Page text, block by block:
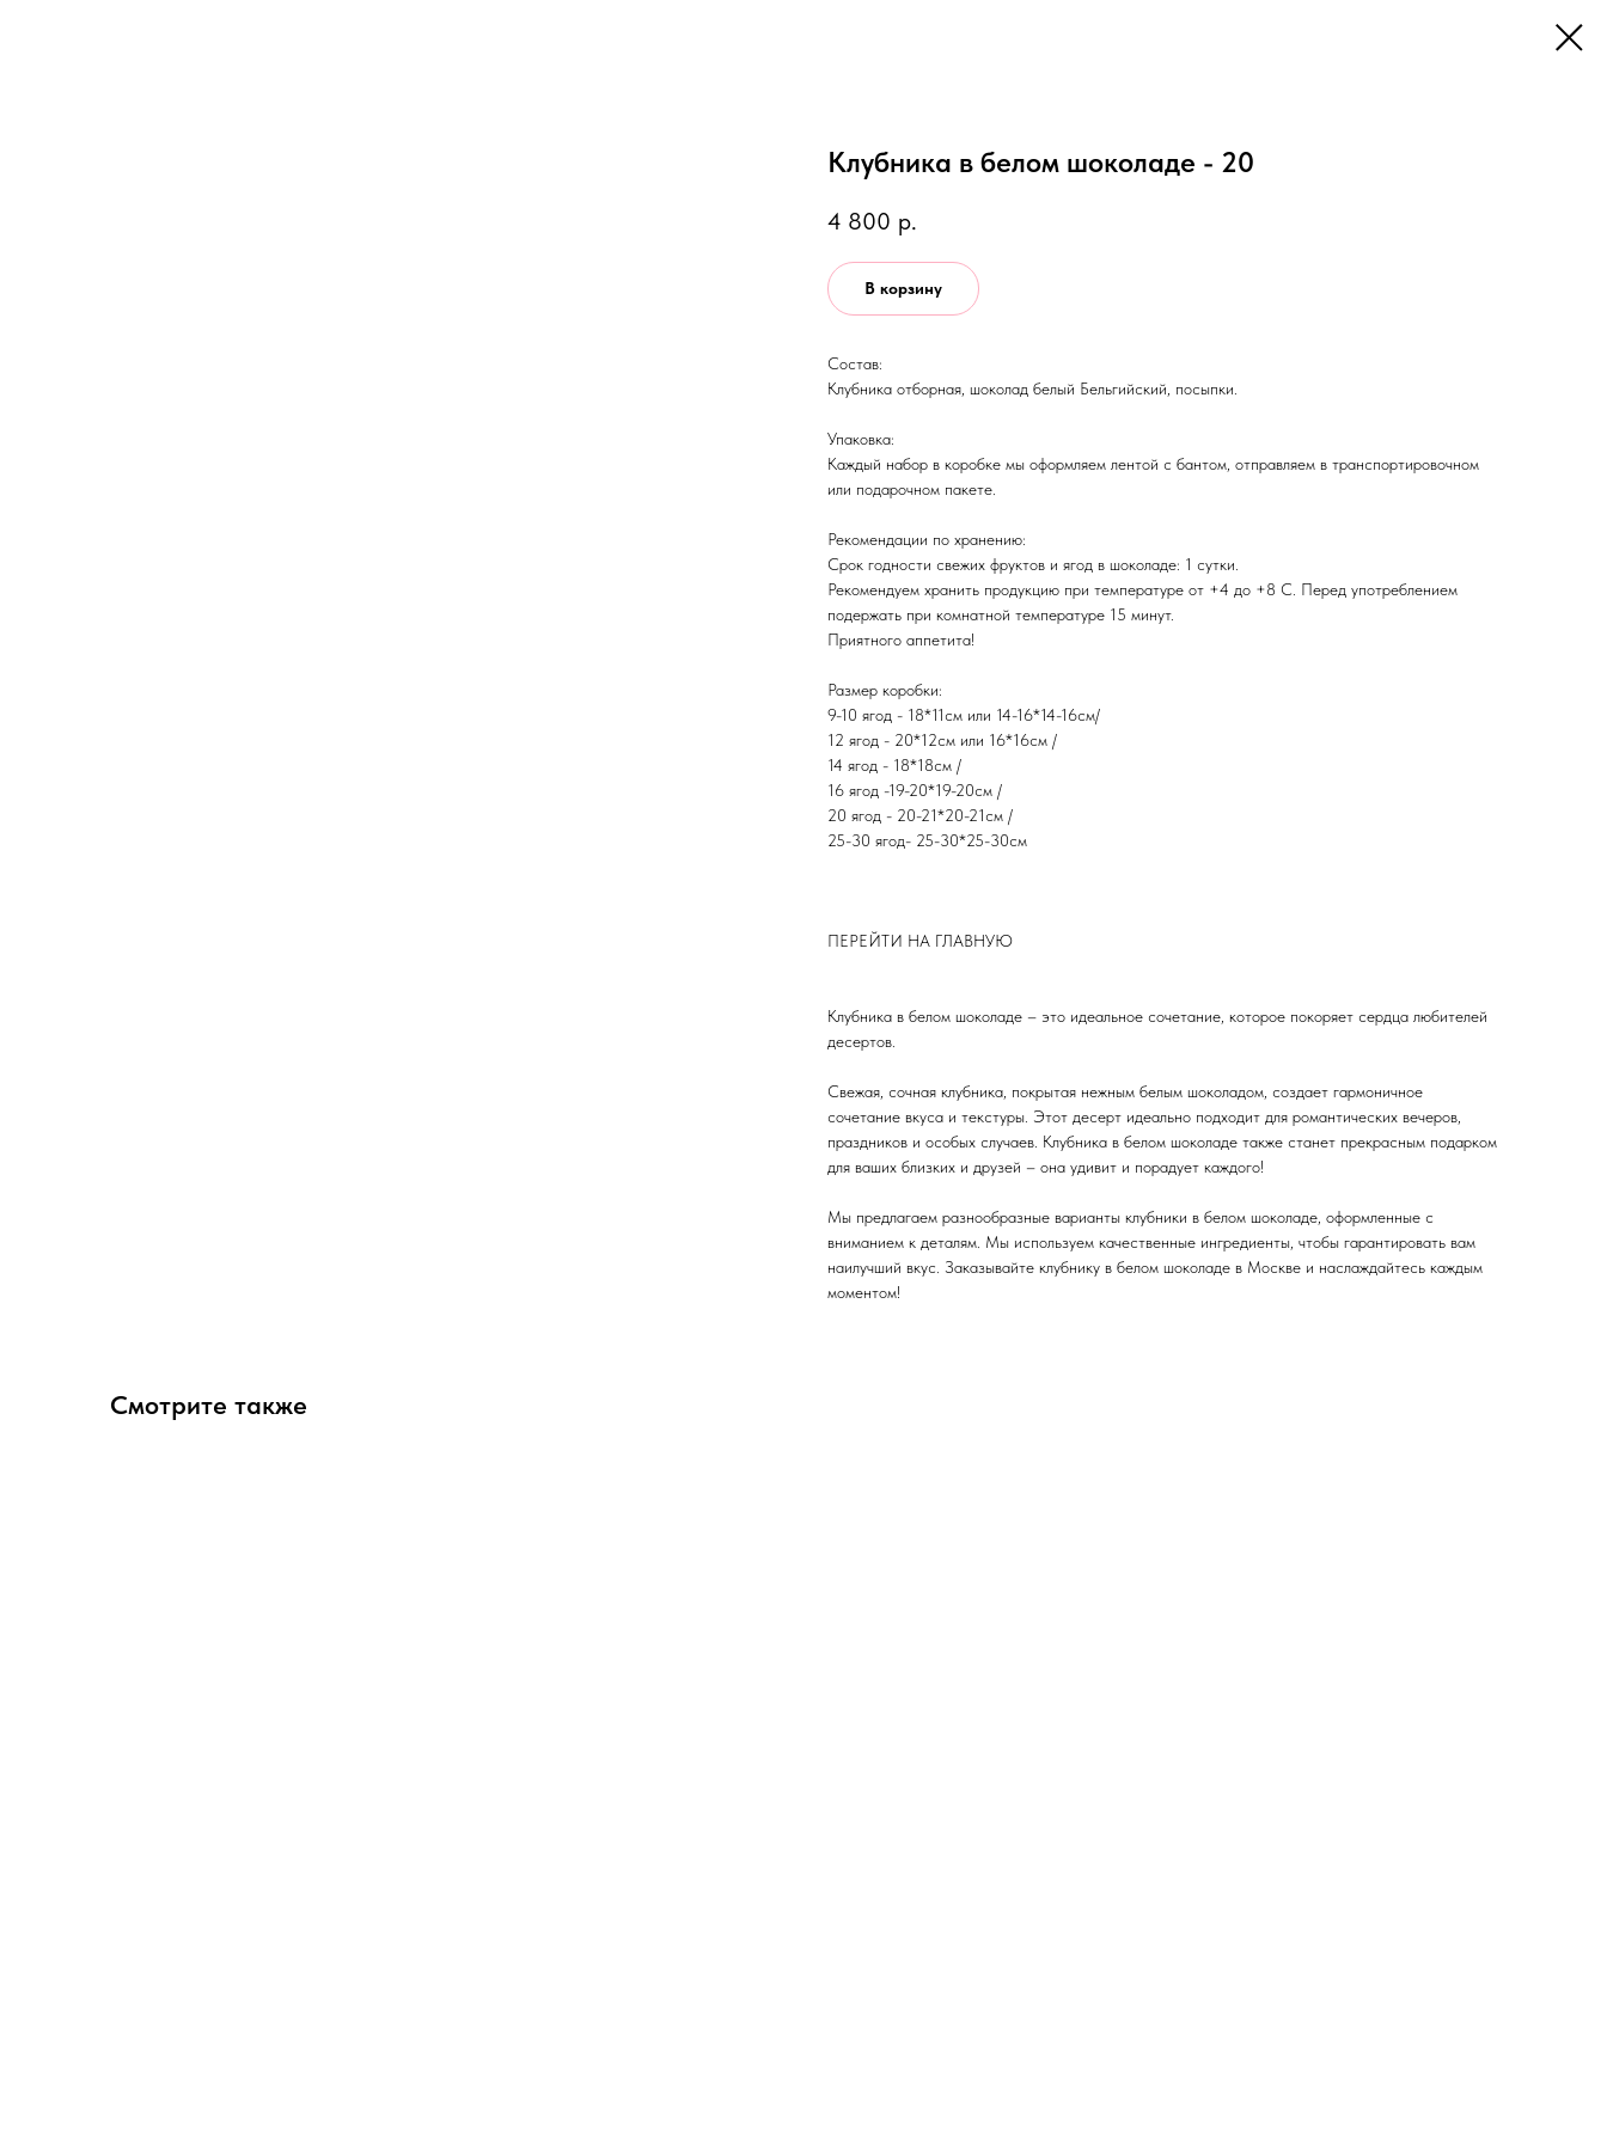
Клубника в белом шоколаде - 20
4 800 р.
В корзину
Состав:
Клубника отборная, шоколад белый Бельгийский, посыпки.
Упаковка:
Каждый набор в коробке мы оформляем лентой с бантом, отправляем в транспортировочном
или подарочном пакете.
Рекомендации по хранению:
Срок годности свежих фруктов и ягод в шоколаде: 1 сутки.
Рекомендуем хранить продукцию при температуре от +4 до +8 С. Перед употреблением
подержать при комнатной температуре 15 минут.
​Приятного аппетита!
Размер коробки:
9-10 ягод - 18*11см или 14-16*14-16см/
12 ягод - 20*12см или 16*16см /
14 ягод - 18*18см /
16 ягод -19-20*19-20см /
20 ягод - 20-21*20-21см /
25-30 ягод- 25-30*25-30см
ПЕРЕЙТИ НА ГЛАВНУЮ
Клубника в белом шоколаде – это идеальное сочетание, которое покоряет сердца любителей
десертов.
Свежая, сочная клубника, покрытая нежным белым шоколадом, создает гармоничное
сочетание вкуса и текстуры. Этот десерт идеально подходит для романтических вечеров,
праздников и особых случаев. Клубника в белом шоколаде также станет прекрасным подарком
для ваших близких и друзей – она удивит и порадует каждого!
Мы предлагаем разнообразные варианты клубники в белом шоколаде, оформленные с
вниманием к деталям. Мы используем качественные ингредиенты, чтобы гарантировать вам
наилучший вкус. Заказывайте клубнику в белом шоколаде в Москве и наслаждайтесь каждым
моментом!
Смотрите также